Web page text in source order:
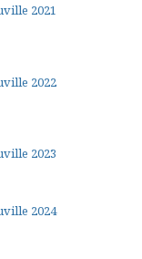
2021
2022
2023
2024